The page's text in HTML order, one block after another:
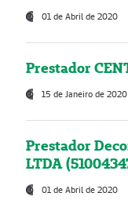
01 de Abril de 2020
Prestador
15 de Janeiro de 2020
Prestador
LTDA
01 de Abril de 2020